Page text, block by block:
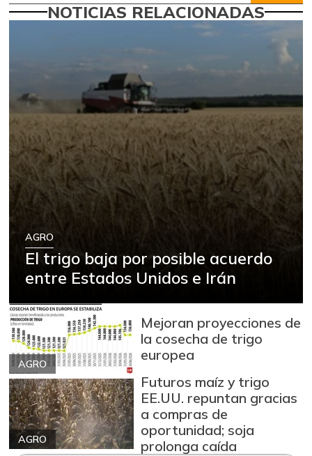
NOTICIAS RELACIONADAS
AGRO
El trigo baja por posible acuerdo
entre Estados Unidos e Irán
AGRO
Mejoran proyecciones de
la cosecha de trigo
europea
AGRO
Futuros maíz y trigo
EE.UU. repuntan gracias
a compras de
oportunidad; soja
prolonga caída